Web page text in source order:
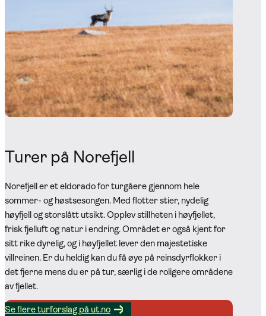
Turer på Norefjell
Norefjell er et eldorado for turgåere gjennom hele
sommer- og høstsesongen. Med flotter stier, nydelig
høyfjell og storslått utsikt. Opplev stillheten i høyfjellet,
frisk fjelluft og natur i endring. Området er også kjent for
sitt rike dyrelig, og i høyfjellet lever den majestetiske
villreinen. Er du heldig kan du få øye på reinsdyrflokker i
det fjerne mens du er på tur, særlig i de roligere områdene
av fjellet.
Se flere turforslag på ut.no